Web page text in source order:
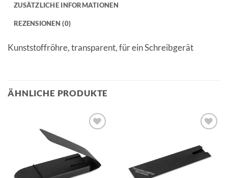
ZUSÄTZLICHE INFORMATIONEN
REZENSIONEN (0)
Kunststoffröhre, transparent, für ein Schreibgerät
ÄHNLICHE PRODUKTE
Merkliste
Merkliste